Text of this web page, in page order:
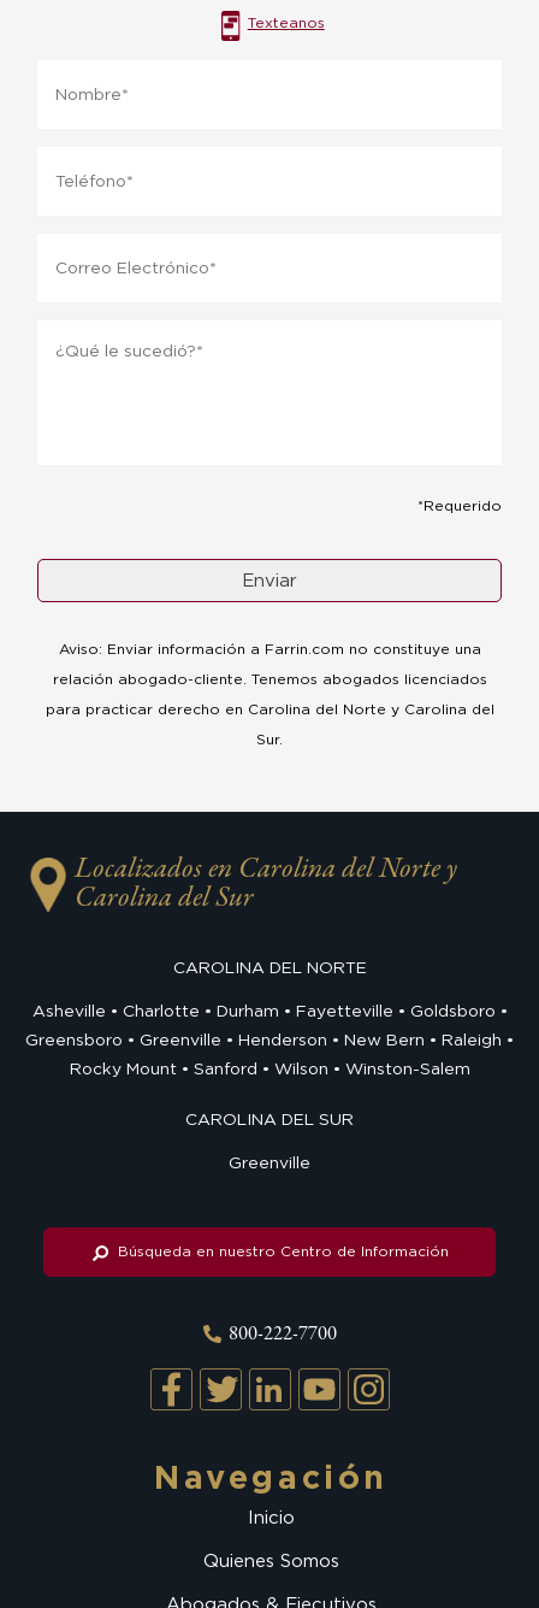
Texteanos
*Requerido
Aviso: Enviar información a Farrin.com no constituye una
relación abogado-cliente. Tenemos abogados licenciados
para practicar derecho en Carolina del Norte y Carolina del
Sur.
Localizados en Carolina del Norte y
Carolina del Sur
CAROLINA DEL NORTE
Asheville Charlotte Durham Fayetteville
Goldsboro
Greensboro
Greenville Henderson New Bern
Raleigh
Rocky Mount
Sanford Wilson Winston-Salem
CAROLINA DEL SUR
Greenville
Búsqueda en nuestro Centro de Información
800-222-7700
Navegación
Inicio
Quienes Somos